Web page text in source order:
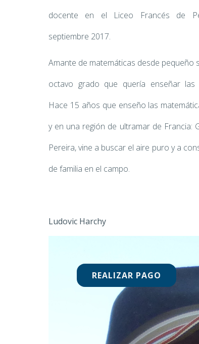
docente en el Liceo Francés de
septiembre 2017.
Amante de matemáticas desde pequeño
octavo grado que quería enseñar las
Hace 15 años que enseño las
y en una región de ultramar de Francia:
Pereira, vine a buscar el aire puro y a
de familia en el campo.
Ludovic Harchy
REALIZAR PAGO